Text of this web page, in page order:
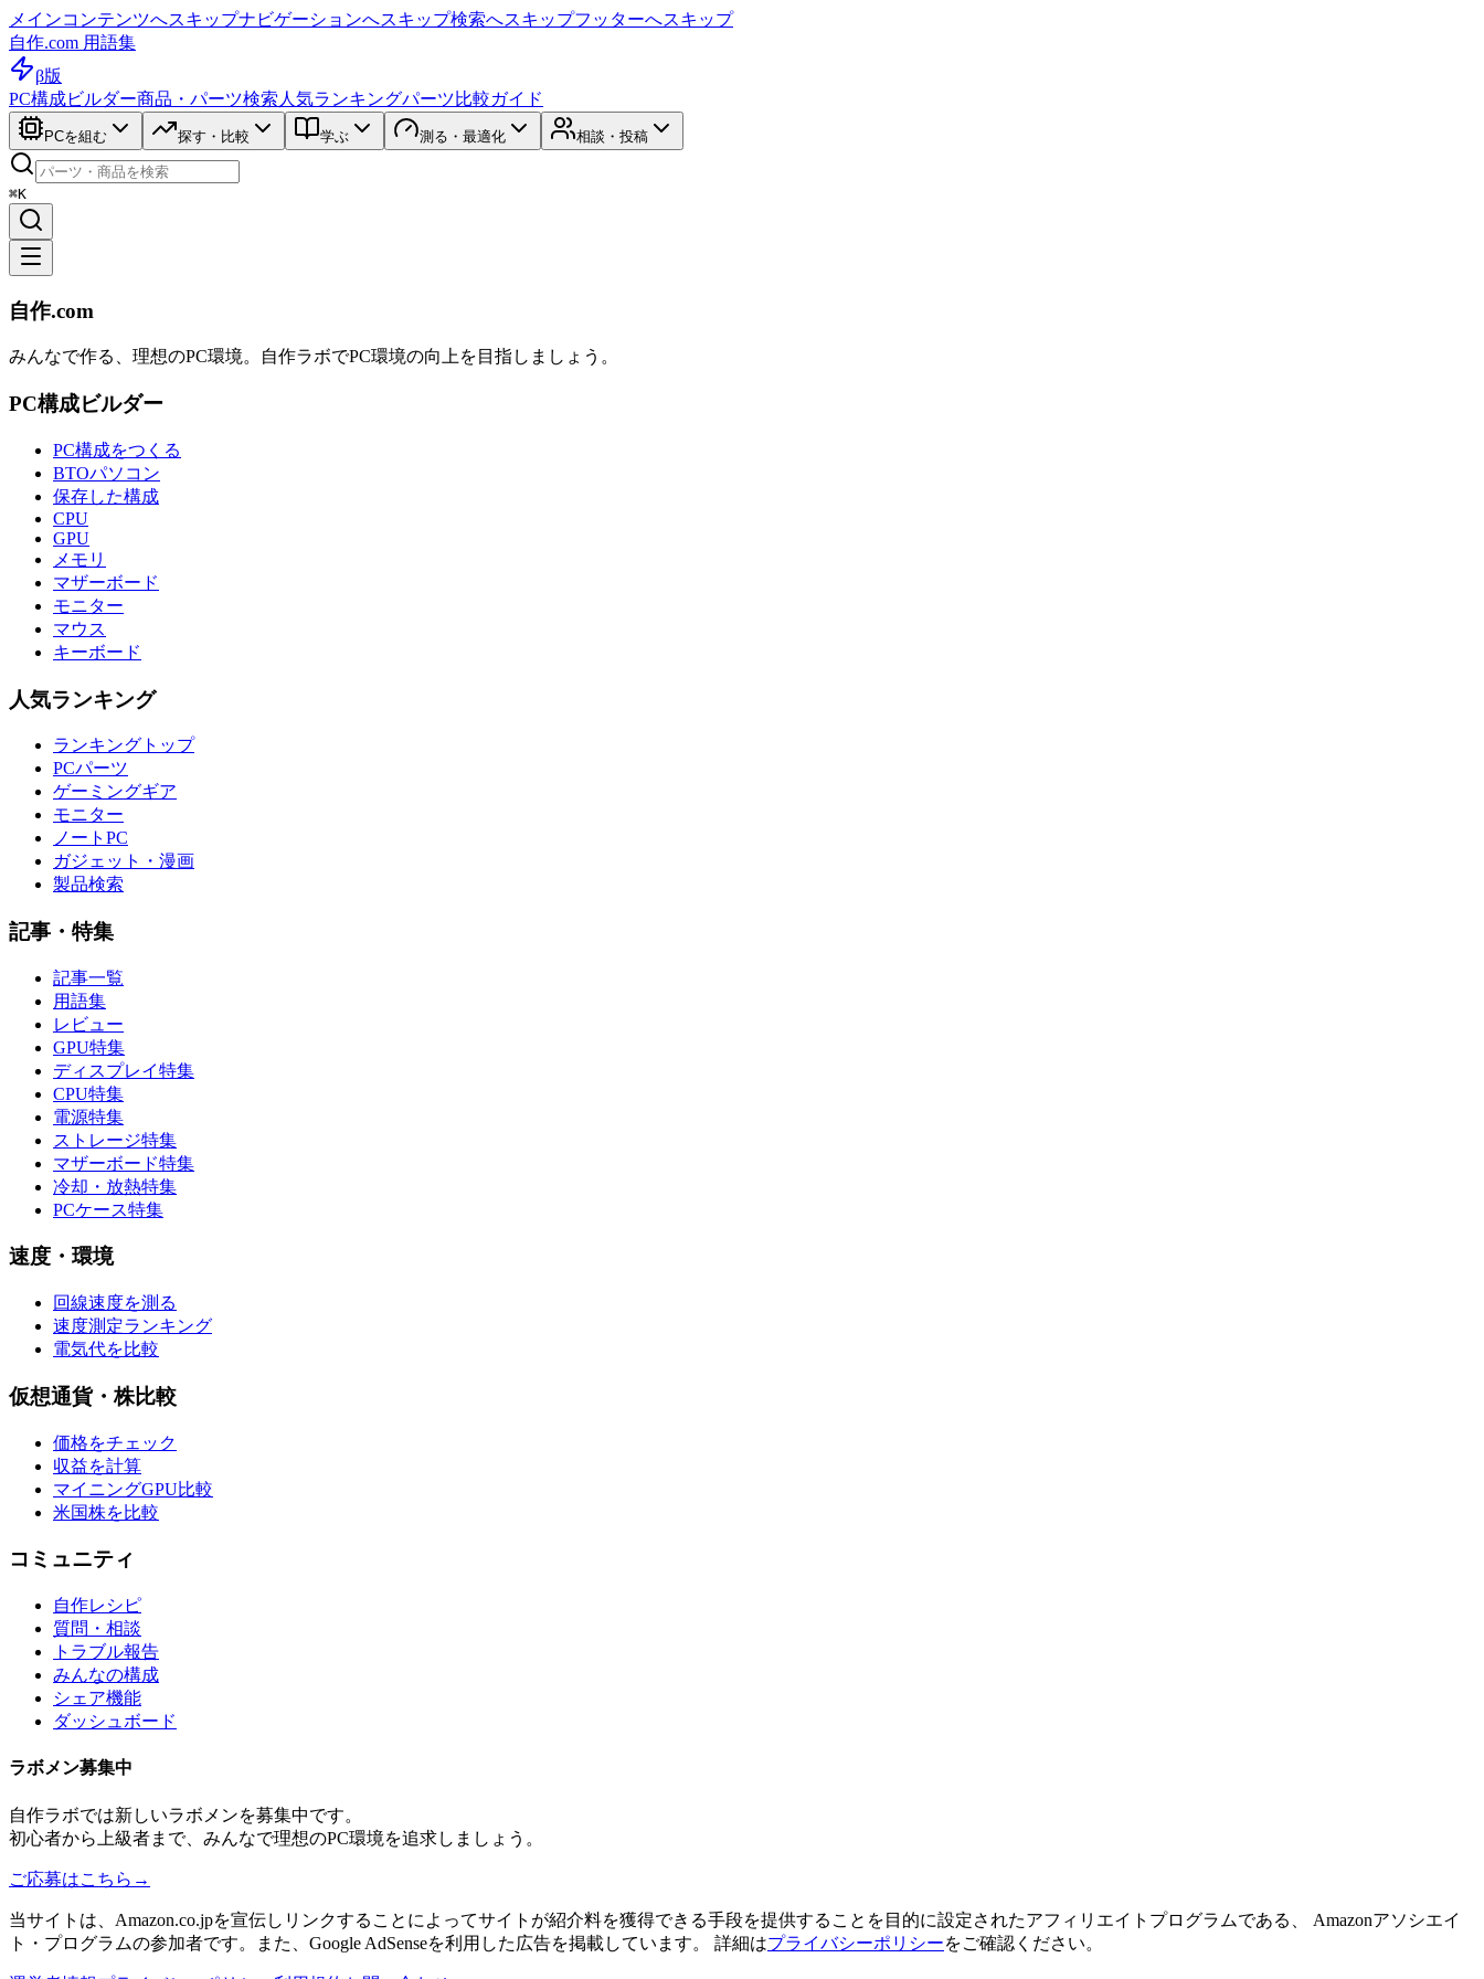
メインコンテンツへスキップナビゲーションへスキップ検索へスキップフッターへスキップ
自作.com 用語集
β版
PC構成ビルダー商品・パーツ検索 人気ランキングパーツ比較ガイド
PCを組む 探す・比較 学ぶ 測る・最適化 相談・投稿
⌘K
自作.com
みんなで作る、理想のPC環境。 自作ラボでPC環境の向上を目指しましょう。
PC構成ビルダー
PC構成をつくる
BTOパソコン
保存した構成
CPU
GPU
メモリ
マザーボード
モニター
マウス
キーボード
人気ランキング
ランキングトップ
PCパーツ
ゲーミングギア
モニター
ノートPC
ガジェット・漫画
製品検索
記事・特集
記事一覧
用語集
レビュー
GPU特集
ディスプレイ特集
CPU特集
電源特集
ストレージ特集
マザーボード特集
冷却・放熱特集
PCケース特集
速度・環境
回線速度を測る
速度測定ランキング
電気代を比較
仮想通貨・株比較
価格をチェック
収益を計算
マイニングGPU比較
米国株を比較
コミュニティ
自作レシピ
質問・相談
トラブル報告
みんなの構成
シェア機能
ダッシュボード
ラボメン募集中
自作ラボでは新しいラボメンを募集中です。
初心者から上級者まで、みんなで理想のPC環境を追求しましょう。
ご応募はこちら →
当サイトは、Amazon.co.jpを宣伝しリンクすることによってサイトが紹介料を獲得できる手段を提供することを目的に設定されたアフィリエイトプログラムである、 Amazonアソシエイ
ト・プログラムの参加者です。また、Google AdSenseを利用した広告を掲載しています。 詳細はプライバシーポリシーをご確認ください。